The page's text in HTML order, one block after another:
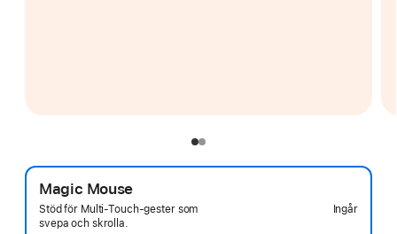
Magic Mouse
Stöd för Multi‑Touch-gester som
svepa och skrolla.
Ingår